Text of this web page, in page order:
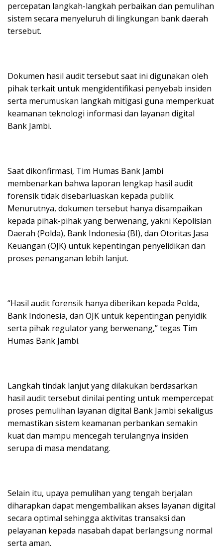
percepatan langkah-langkah perbaikan dan pemulihan
sistem secara menyeluruh di lingkungan bank daerah
tersebut.
Dokumen hasil audit tersebut saat ini digunakan oleh
pihak terkait untuk mengidentifikasi penyebab insiden
serta merumuskan langkah mitigasi guna memperkuat
keamanan teknologi informasi dan layanan digital
Bank Jambi.
Saat dikonfirmasi, Tim Humas Bank Jambi
membenarkan bahwa laporan lengkap hasil audit
forensik tidak disebarluaskan kepada publik.
Menurutnya, dokumen tersebut hanya disampaikan
kepada pihak-pihak yang berwenang, yakni Kepolisian
Daerah (Polda), Bank Indonesia (BI), dan Otoritas Jasa
Keuangan (OJK) untuk kepentingan penyelidikan dan
proses penanganan lebih lanjut.
“Hasil audit forensik hanya diberikan kepada Polda,
Bank Indonesia, dan OJK untuk kepentingan penyidik
serta pihak regulator yang berwenang,” tegas Tim
Humas Bank Jambi.
Langkah tindak lanjut yang dilakukan berdasarkan
hasil audit tersebut dinilai penting untuk mempercepat
proses pemulihan layanan digital Bank Jambi sekaligus
memastikan sistem keamanan perbankan semakin
kuat dan mampu mencegah terulangnya insiden
serupa di masa mendatang.
Selain itu, upaya pemulihan yang tengah berjalan
diharapkan dapat mengembalikan akses layanan digital
secara optimal sehingga aktivitas transaksi dan
pelayanan kepada nasabah dapat berlangsung normal
serta aman.